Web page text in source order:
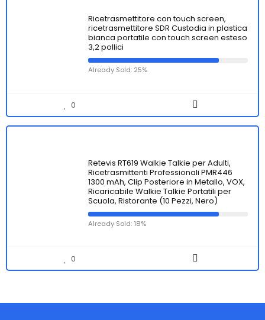
Ricetrasmettitore con touch screen,
ricetrasmettitore SDR Custodia in plastica
bianca portatile con touch screen esteso
3,2 pollici
Already Sold: 25%
0
Retevis RT619 Walkie Talkie per Adulti,
Ricetrasmittenti Professionali PMR446
1300 mAh, Clip Posteriore in Metallo, VOX,
Ricaricabile Walkie Talkie Portatili per
Scuola, Ristorante (10 Pezzi, Nero)
Already Sold: 18%
0